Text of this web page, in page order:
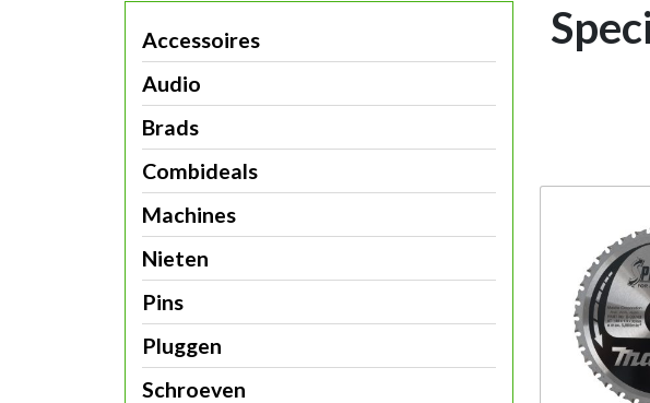
Accessoires
Audio
Brads
Combideals
Machines
Nieten
Pins
Pluggen
Schroeven